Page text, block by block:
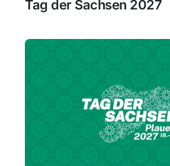
Tag der Sachsen 2027